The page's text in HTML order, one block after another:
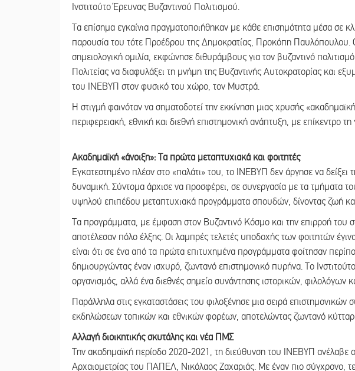
Ινστιτούτο Έρευνας Βυζαντινού Πολιτισμού.
Τα επίσημα εγκαίνια πραγματοποιήθηκαν με κάθε επισημότητα μέσα σε
παρουσία του τότε Προέδρου της Δημοκρατίας, Προκόπη Παυλόπουλου.
σημειολογική ομιλία, εκφώνησε διθυράμβους για τον βυζαντινό
Πολιτείας να διαφυλάξει τη μνήμη της Βυζαντινής Αυτοκρατορίας και
του ΙΝΕΒΥΠ στον φυσικό του χώρο, τον Μυστρά.
Η στιγμή φαινόταν να σηματοδοτεί την εκκίνηση μιας χρυσής
περιφερειακή, εθνική και διεθνή επιστημονική ανάπτυξη, με επίκεντρο
Ακαδημαϊκή «άνοιξη»: Τα πρώτα μεταπτυχιακά και φοιτητές
Εγκατεστημένο πλέον στο «παλάτι» του, το ΙΝΕΒΥΠ δεν άργησε να δείξει
δυναμική. Σύντομα άρχισε να προσφέρει, σε συνεργασία με τα τμήματα
υψηλού επιπέδου μεταπτυχιακά προγράμματα σπουδών, δίνοντας ζωή
Τα προγράμματα, με έμφαση στον Βυζαντινό Κόσμο και την επιρροή του
αποτέλεσαν πόλο έλξης. Οι λαμπρές τελετές υποδοχής των φοιτητών
είναι ότι σε ένα από τα πρώτα επιτυχημένα προγράμματα φοίτησαν
δημιουργώντας έναν ισχυρό, ζωντανό επιστημονικό πυρήνα. Το
οργανισμός, αλλά ένα διεθνές σημείο συνάντησης ιστορικών, φιλολόγων
Παράλληλα στις εγκαταστάσεις του φιλοξένησε μια σειρά επιστημονικών
εκδηλώσεων τοπικών και εθνικών φορέων, αποτελώντας ζωντανό
Αλλαγή διοικητικής σκυτάλης και νέα ΠΜΣ
Την ακαδημαϊκή περίοδο 2020-2021, τη διεύθυνση του ΙΝΕΒΥΠ ανέλαβε
Αρχαιομετρίας του ΠΑΠΕΛ, Νικόλαος Ζαχαριάς. Με έναν πιο σύγχρονο,